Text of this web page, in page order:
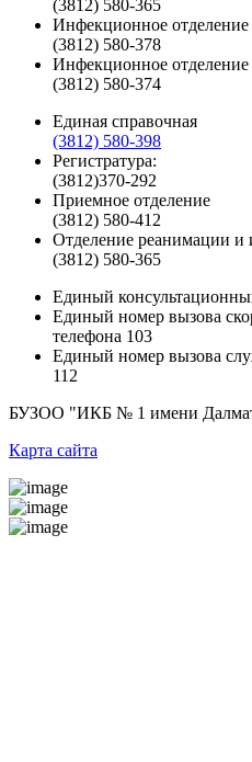
(3812) 580-365
Инфекционное
(3812) 580-378
Инфекционное
(3812) 580-374
Единая справочная
(3812) 580-398
Регистратура:
(3812)370-292
Приемное отделение
(3812) 580-412
Отделение реанимации и
(3812) 580-365
Единый
Единый номер вызова
телефона 103
Единый номер вызова
112
БУЗОО "ИКБ № 1 имени
Карта сайта